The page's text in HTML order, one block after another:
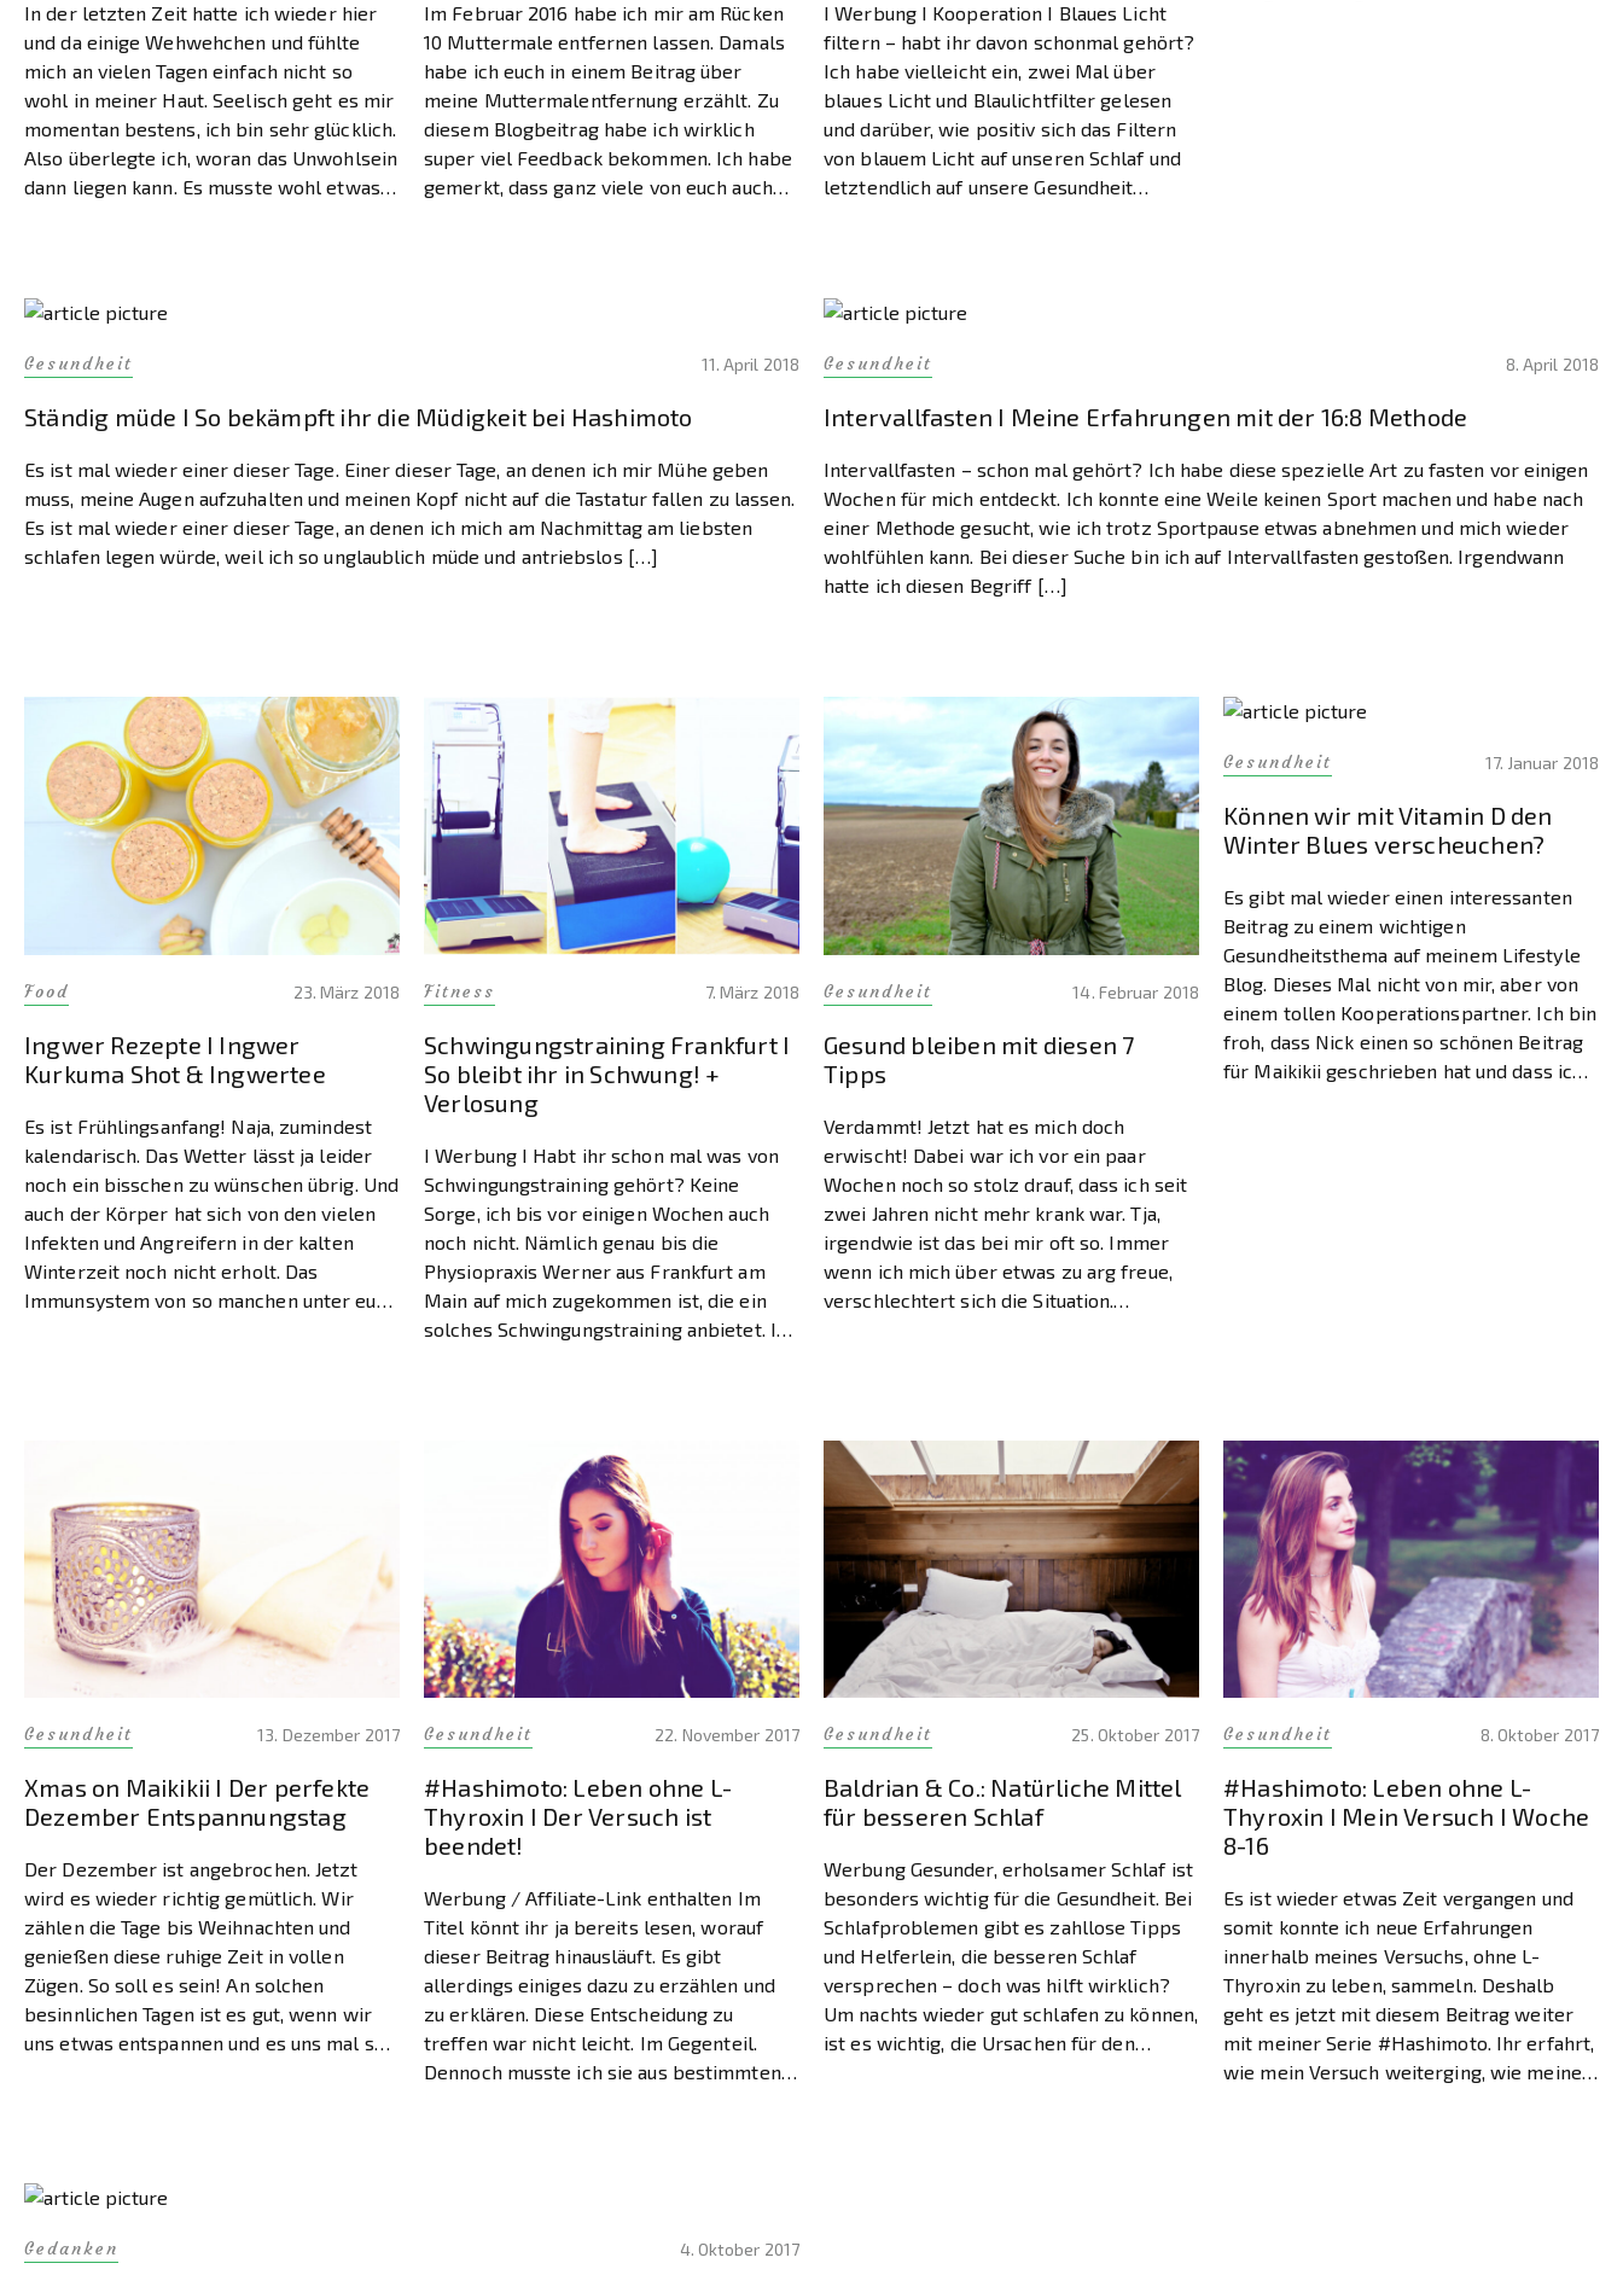
In der letzten Zeit hatte ich wieder hier
und da einige Wehwehchen und fühlte
mich an vielen Tagen einfach nicht so
wohl in meiner Haut. Seelisch geht es mir
momentan bestens, ich bin sehr glücklich.
Also überlegte ich, woran das Unwohlsein
dann liegen kann. Es musste wohl etwas
Im Februar 2016 habe ich mir am Rücken
10 Muttermale entfernen lassen. Damals
habe ich euch in einem Beitrag über
meine Muttermalentfernung erzählt. Zu
diesem Blogbeitrag habe ich wirklich
super viel Feedback bekommen. Ich habe
gemerkt, dass ganz viele von euch auch
I Werbung I Kooperation I Blaues Licht
filtern – habt ihr davon schonmal gehört?
Ich habe vielleicht ein, zwei Mal über
blaues Licht und Blaulichtfilter gelesen
und darüber, wie positiv sich das Filtern
von blauem Licht auf unseren Schlaf und
letztendlich auf unsere Gesundheit
Gesundheit 11. April 2018
Ständig müde I So bekämpft ihr die Müdigkeit bei Hashimoto
Es ist mal wieder einer dieser Tage. Einer dieser Tage, an denen ich mir Mühe geben
muss, meine Augen aufzuhalten und meinen Kopf nicht auf die Tastatur fallen zu lassen.
Es ist mal wieder einer dieser Tage, an denen ich mich am Nachmittag am liebsten
schlafen legen würde, weil ich so unglaublich müde und antriebslos […]
Gesundheit 8. April 2018
Intervallfasten I Meine Erfahrungen mit der 16:8 Methode
Intervallfasten – schon mal gehört? Ich habe diese spezielle Art zu fasten vor einigen
Wochen für mich entdeckt. Ich konnte eine Weile keinen Sport machen und habe nach
einer Methode gesucht, wie ich trotz Sportpause etwas abnehmen und mich wieder
wohlfühlen kann. Bei dieser Suche bin ich auf Intervallfasten gestoßen. Irgendwann
hatte ich diesen Begriff […]
Food 23. März 2018
Ingwer Rezepte I Ingwer
Kurkuma Shot & Ingwertee
Es ist Frühlingsanfang! Naja, zumindest
kalendarisch. Das Wetter lässt ja leider
noch ein bisschen zu wünschen übrig. Und
auch der Körper hat sich von den vielen
Infekten und Angreifern in der kalten
Winterzeit noch nicht erholt. Das
Immunsystem von so manchen unter euch
Fitness 7. März 2018
Schwingungstraining Frankfurt I
So bleibt ihr in Schwung! +
Verlosung
I Werbung I Habt ihr schon mal was von
Schwingungstraining gehört? Keine
Sorge, ich bis vor einigen Wochen auch
noch nicht. Nämlich genau bis die
Physiopraxis Werner aus Frankfurt am
Main auf mich zugekommen ist, die ein
solches Schwingungstraining anbietet. Ich
Gesundheit 14. Februar 2018
Gesund bleiben mit diesen 7
Tipps
Verdammt! Jetzt hat es mich doch
erwischt! Dabei war ich vor ein paar
Wochen noch so stolz drauf, dass ich seit
zwei Jahren nicht mehr krank war. Tja,
irgendwie ist das bei mir oft so. Immer
wenn ich mich über etwas zu arg freue,
verschlechtert sich die Situation.
Gesundheit 17. Januar 2018
Können wir mit Vitamin D den
Winter Blues verscheuchen?
Es gibt mal wieder einen interessanten
Beitrag zu einem wichtigen
Gesundheitsthema auf meinem Lifestyle
Blog. Dieses Mal nicht von mir, aber von
einem tollen Kooperationspartner. Ich bin
froh, dass Nick einen so schönen Beitrag
für Maikikii geschrieben hat und dass ich
Gesundheit 13. Dezember 2017
Xmas on Maikikii I Der perfekte
Dezember Entspannungstag
Der Dezember ist angebrochen. Jetzt
wird es wieder richtig gemütlich. Wir
zählen die Tage bis Weihnachten und
genießen diese ruhige Zeit in vollen
Zügen. So soll es sein! An solchen
besinnlichen Tagen ist es gut, wenn wir
uns etwas entspannen und es uns mal so
Gesundheit 22. November 2017
#Hashimoto: Leben ohne L-
Thyroxin I Der Versuch ist
beendet!
Werbung / Affiliate-Link enthalten Im
Titel könnt ihr ja bereits lesen, worauf
dieser Beitrag hinausläuft. Es gibt
allerdings einiges dazu zu erzählen und
zu erklären. Diese Entscheidung zu
treffen war nicht leicht. Im Gegenteil.
Dennoch musste ich sie aus bestimmten
Gesundheit 25. Oktober 2017
Baldrian & Co.: Natürliche Mittel
für besseren Schlaf
Werbung Gesunder, erholsamer Schlaf ist
besonders wichtig für die Gesundheit. Bei
Schlafproblemen gibt es zahllose Tipps
und Helferlein, die besseren Schlaf
versprechen – doch was hilft wirklich?
Um nachts wieder gut schlafen zu können,
ist es wichtig, die Ursachen für den
Gesundheit 8. Oktober 2017
#Hashimoto: Leben ohne L-
Thyroxin I Mein Versuch I Woche
8-16
Es ist wieder etwas Zeit vergangen und
somit konnte ich neue Erfahrungen
innerhalb meines Versuchs, ohne L-
Thyroxin zu leben, sammeln. Deshalb
geht es jetzt mit diesem Beitrag weiter
mit meiner Serie #Hashimoto. Ihr erfahrt,
wie mein Versuch weiterging, wie meine
Gedanken 4. Oktober 2017